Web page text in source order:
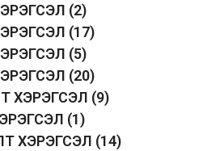
(2)
(17)
(5)
(20)
ХЭРЭГСЭЛ (9)
(1)
ХЭРЭГСЭЛ (14)